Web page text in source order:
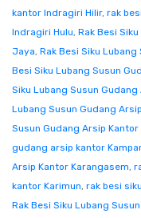
kantor Indragiri Hilir, rak
Indragiri Hulu, Rak Besi
Jaya, Rak Besi Siku
Besi Siku Lubang Susun
Siku Lubang Susun
Lubang Susun Gudang
Susun Gudang Arsip Kantor
gudang arsip kantor Kampar
Arsip Kantor Karangasem,
kantor Karimun, rak besi
Rak Besi Siku Lubang